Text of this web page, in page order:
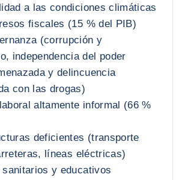
a las condiciones climáticas
fiscales (15 % del PIB)
(corrupción y
independencia del poder
y delincuencia
con las drogas)
altamente informal (66 %
deficientes (transporte
líneas eléctricas)
y educativos